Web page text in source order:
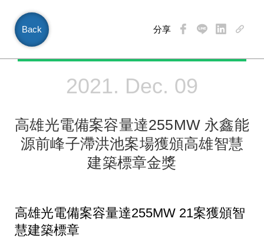
繁中
Back
2021. Dec. 09
分享
高雄光電備案容量達255MW 永鑫能
源前峰子滯洪池案場獲頒高雄智慧
建築標章金獎
高雄光電備案容量達255MW 21案獲頒智
慧建築標章